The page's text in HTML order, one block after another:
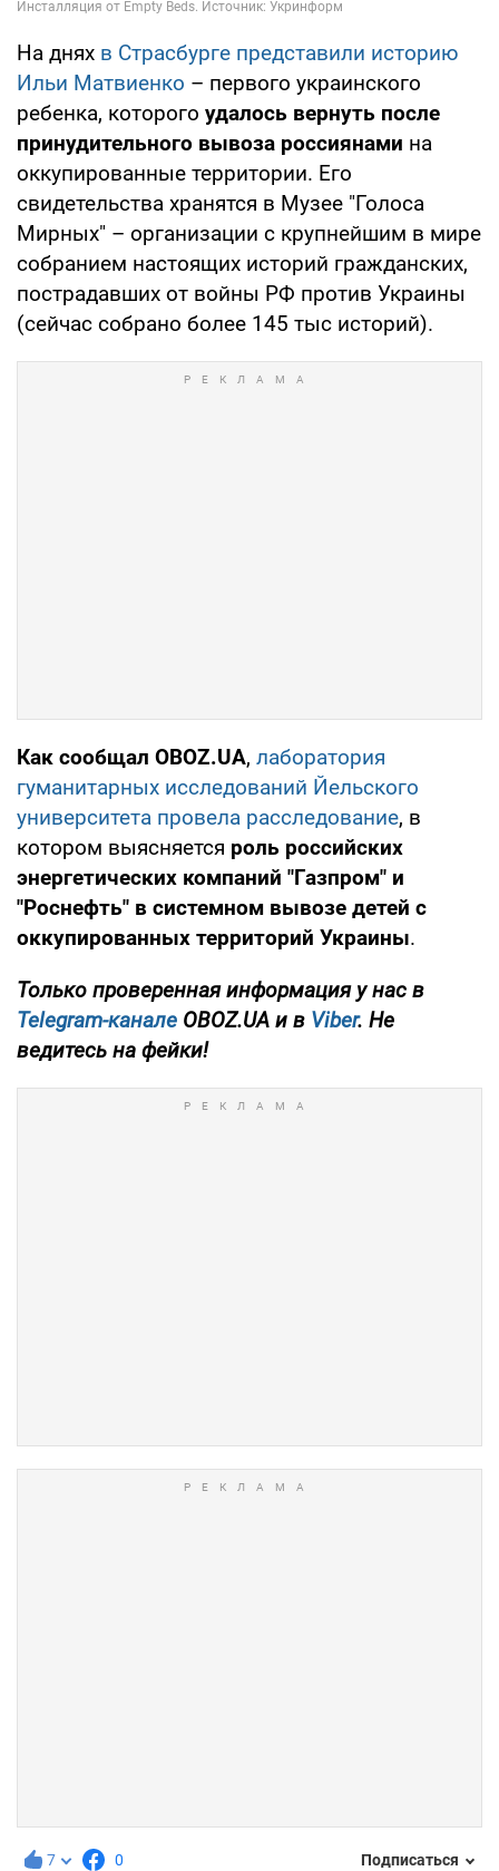
На днях в Страсбурге представили историю
Ильи Матвиенко – первого украинского
ребенка, которого удалось вернуть после
принудительного вывоза россиянами на
оккупированные территории. Его
свидетельства хранятся в Музее "Голоса
Мирных" – организации с крупнейшим в мире
собранием настоящих историй гражданских,
пострадавших от войны РФ против Украины
(сейчас собрано более 145 тыс историй).
Как сообщал OBOZ.UA, лаборатория
гуманитарных исследований Йельского
университета провела расследование, в
котором выясняется роль российских
энергетических компаний "Газпром" и
"Роснефть" в системном вывозе детей с
оккупированных территорий Украины.
Только проверенная информация у нас в
Telegram-канале OBOZ.UA и в Viber. Не
ведитесь на фейки!
7 0 Подписаться